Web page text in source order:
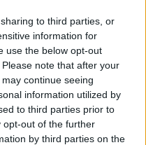
to third parties, or
information for
use the below opt-out
note that after your
continue seeing
information utilized by
to third parties prior to
opt-out of the further
by third parties on the